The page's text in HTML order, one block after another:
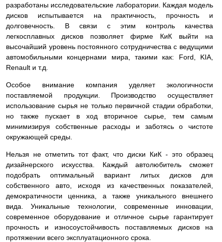
разработаны исследовательские лаборатории. Каждая модель
дисков испытывается на практичность, прочность и
долговечность. В связи с этим контроль качества
легкосплавных дисков позволяет фирме КиК выйти на
высочайший уровень постоянного сотрудничества с ведущими
автомобильными концернами мира, такими как: Ford, KIA,
Renault и т.д.
Особое внимание компания уделяет экологичности
поставляемой продукции. Производство осуществляет
использование сырья не только первичной стадии обработки,
но также пускает в ход вторичное сырье, тем самым
минимизируя собственные расходы и заботясь о чистоте
окружающей среды.
Нельзя не отметить тот факт, что диски КиК - это образец
дизайнерского искусства. Каждый автолюбитель сможет
подобрать оптимальный вариант литых дисков для
собственного авто, исходя из качественных показателей,
демократичности ценника, а также уникального внешнего
вида. Уникальные технологии, современные инновации,
современное оборудование и отличное сырье гарантирует
прочность и износоустойчивость поставляемых дисков на
протяжении всего эксплуатационного срока.